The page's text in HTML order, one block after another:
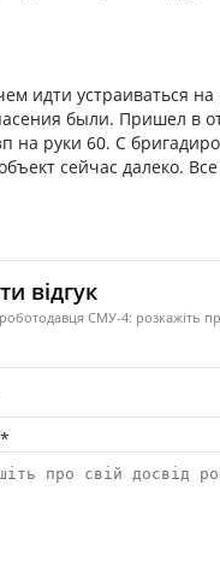
идти устраиваться
были. Пришел в
на руки 60. С
сейчас далеко.
відгук
СМУ-4: розкажіть